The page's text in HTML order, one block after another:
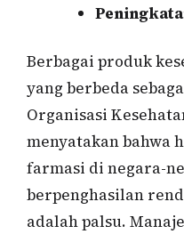
Berbagai produk
yang berbeda
Organisasi
menyatakan bahwa
farmasi di negara-
berpenghasilan
adalah palsu.